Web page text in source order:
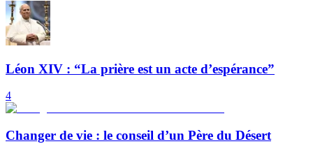
Léon XIV : “La prière est un acte d’espérance”
4
Changer de vie : le conseil d’un Père du Désert